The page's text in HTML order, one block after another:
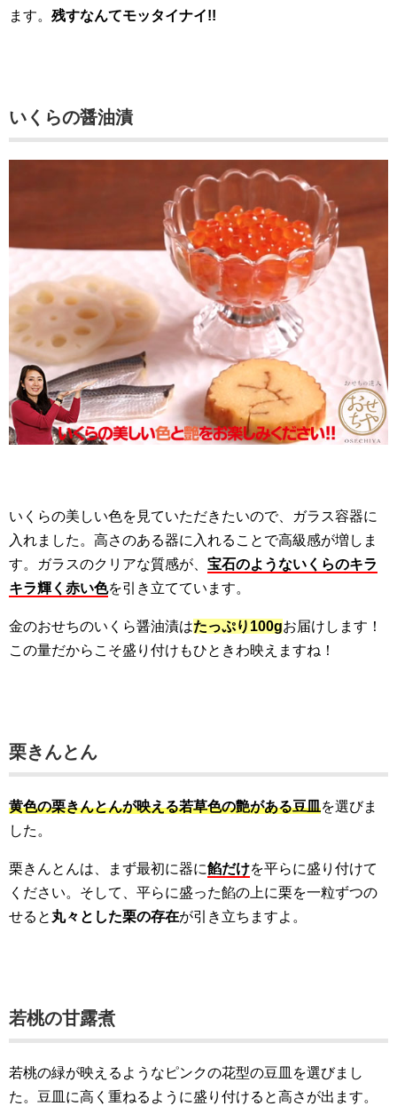
ます。 残すなんてモッタイナイ!!
いくらの醤油漬
いくらの美しい色を見ていただきたいので、ガラス容器に
入れました。高さのある器に入れることで高級感が増しま
す。ガラスのクリアな質感が、 宝石のようないくらのキラ
キラ輝く赤い色を引き立てています。
金のおせちのいくら醤油漬はたっぷり100gお届けします！
この量だからこそ盛り付けもひときわ映えますね！
栗きんとん
黄色の栗きんとんが映える若草色の艶がある豆皿を選びま
した。
栗きんとんは、まず最初に器に餡だけを平らに盛り付けて
ください。そして、平らに盛った餡の上に栗を一粒ずつの
せると 丸々とした栗の存在が引き立ちますよ。
若桃の甘露煮
若桃の緑が映えるようなピンクの花型の豆皿を選びまし
た。豆皿に高く重ねるように盛り付けると高さが出ます。